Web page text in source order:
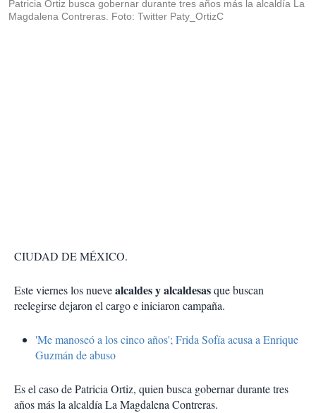
Patricia Ortiz busca gobernar durante tres años más la alcaldía La
Magdalena Contreras. Foto: Twitter Paty_OrtizC
CIUDAD DE MÉXICO.
Este viernes los nuevealcaldes y alcaldesasque buscan
reelegirse dejaron el cargo e iniciaron campaña.
'Me manoseó a los cinco años'; Frida Sofía acusa a Enrique
Guzmán de abuso
Es el caso de Patricia Ortiz, quien busca gobernar durante tres
años más la alcaldía La Magdalena Contreras.